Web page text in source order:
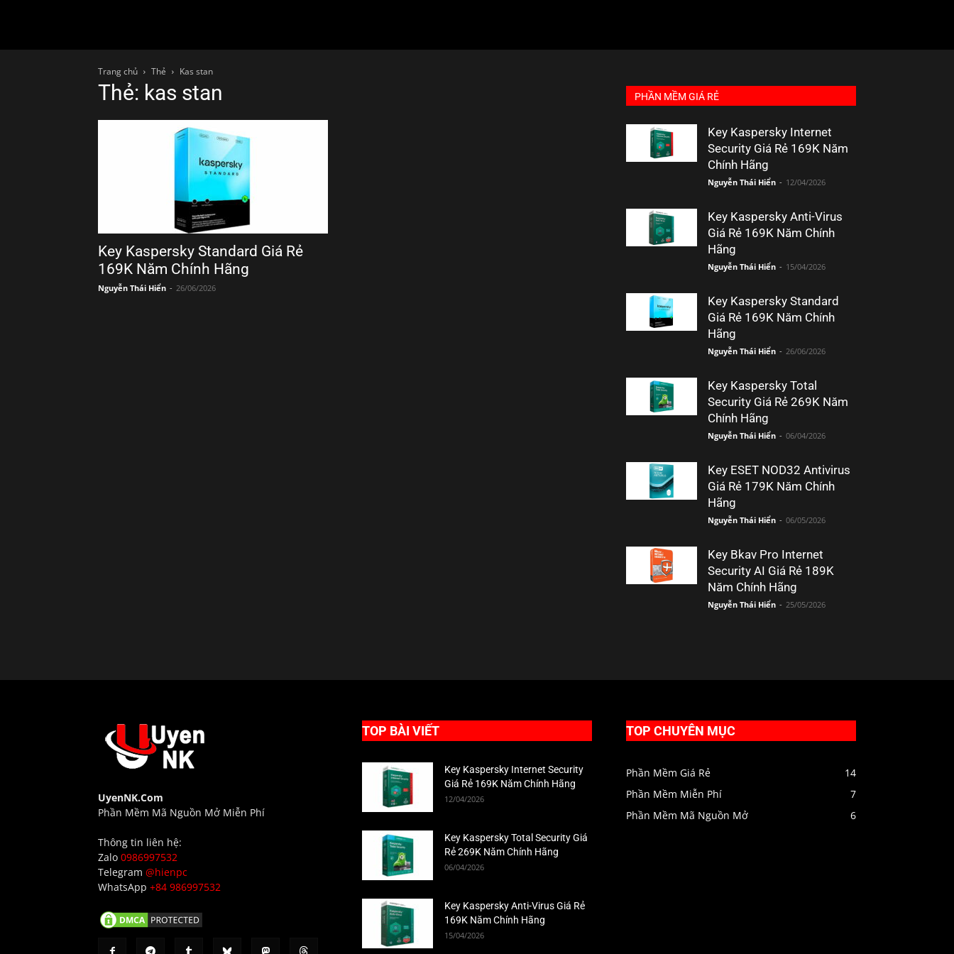
Trang chủ Thẻ Kas stan
Thẻ: kas stan
Key Kaspersky Standard Giá Rẻ
169K Năm Chính Hãng
Nguyễn Thái Hiển - 26/06/2026
PHẦN MỀM GIÁ RẺ
Key Kaspersky Internet
Security Giá Rẻ 169K Năm
Chính Hãng
Nguyễn Thái Hiển - 12/04/2026
Key Kaspersky Anti-Virus
Giá Rẻ 169K Năm Chính
Hãng
Nguyễn Thái Hiển - 15/04/2026
Key Kaspersky Standard
Giá Rẻ 169K Năm Chính
Hãng
Nguyễn Thái Hiển - 26/06/2026
Key Kaspersky Total
Security Giá Rẻ 269K Năm
Chính Hãng
Nguyễn Thái Hiển - 06/04/2026
Key ESET NOD32 Antivirus
Giá Rẻ 179K Năm Chính
Hãng
Nguyễn Thái Hiển - 06/05/2026
Key Bkav Pro Internet
Security AI Giá Rẻ 189K
Năm Chính Hãng
Nguyễn Thái Hiển - 25/05/2026
UyenNK.Com
Phần Mềm Mã Nguồn Mở Miễn Phí
Thông tin liên hệ:
Zalo 0986997532
Telegram @hienpc
WhatsApp +84 986997532
TOP BÀI VIẾT
Key Kaspersky Internet Security
Giá Rẻ 169K Năm Chính Hãng
12/04/2026
Key Kaspersky Total Security Giá
Rẻ 269K Năm Chính Hãng
06/04/2026
Key Kaspersky Anti-Virus Giá Rẻ
169K Năm Chính Hãng
15/04/2026
TOP CHUYÊN MỤC
Phần Mềm Giá Rẻ
14
Phần Mềm Miễn Phí
7
Phần Mềm Mã Nguồn Mở
6